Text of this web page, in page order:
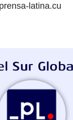
latina.cu